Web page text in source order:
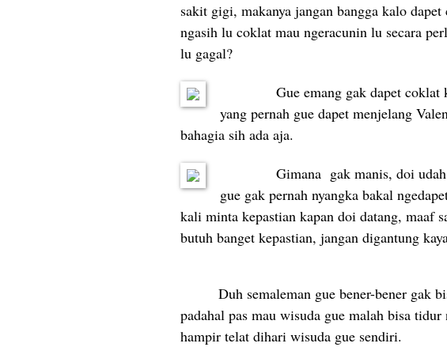
sakit gigi, makanya jangan bangga kalo
ngasih lu coklat mau ngeracunin lu secara
lu gagal?
Gue emang gak dapet
yang pernah gue dapet menjelang
bahagia sih ada aja.
Gimana gak manis, doi
gue gak pernah nyangka bakal
kali minta kepastian kapan doi datang, maaf
butuh banget kepastian, jangan digantung
Duh semaleman gue bener-bener gak
padahal pas mau wisuda gue malah bisa
hampir telat dihari wisuda gue sendiri.